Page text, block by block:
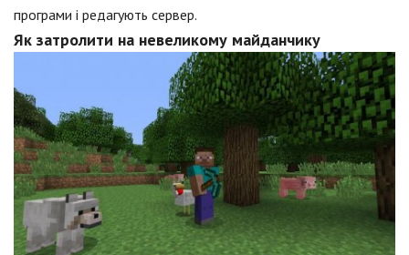
програми і редагують сервер.
Як затролити на невеликому майданчику